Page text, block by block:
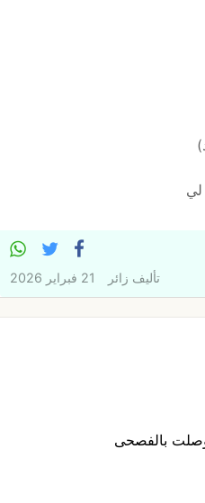
لي
تأليف زائر 21 فبراير 2026
بالفصحى